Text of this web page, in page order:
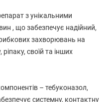
з унікальними
, що забезпечує надійний,
захворювань на
своїй та інших
– тебуконазол,
системну, контактну